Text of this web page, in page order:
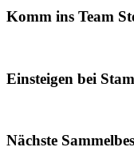
Komm ins Team
Einsteigen bei
Nächste